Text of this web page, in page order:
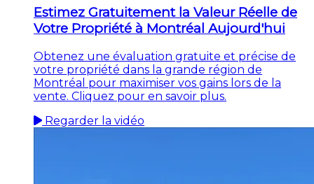
Estimez Gratuitement la Valeur Réelle de
Votre Propriété à Montréal Aujourd'hui
Obtenez une évaluation gratuite et précise de
votre propriété dans la grande région de
Montréal pour maximiser vos gains lors de la
vente. Cliquez pour en savoir plus.
Regarder la vidéo